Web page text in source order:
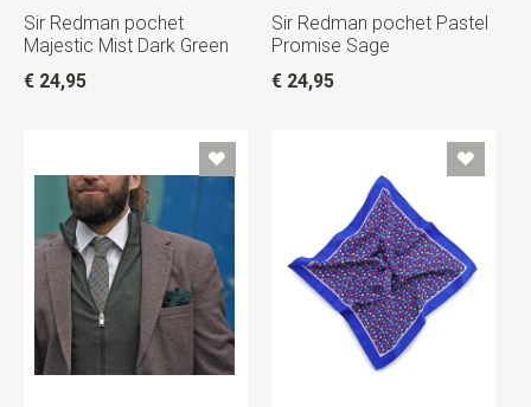
Sir Redman pochet
Majestic Mist Dark Green
€ 24,95
Sir Redman pochet Pastel
Promise Sage
€ 24,95